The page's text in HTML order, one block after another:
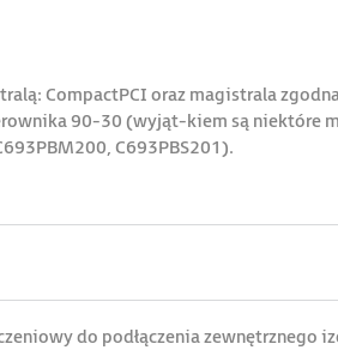
CompactPCI oraz magistrala
90-30 (wyjąt-kiem są
C693PBS201).
do podłączenia zewnętrznego